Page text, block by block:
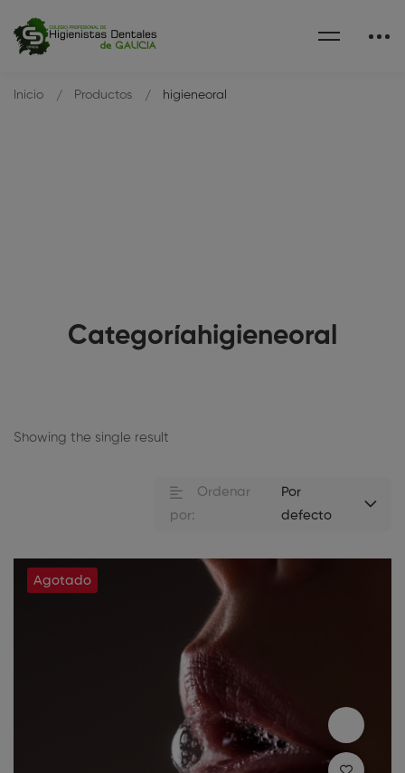
Categoríahigieneoral
Inicio Productos higieneoral
Showing the single result
Ordenar
por:
Por
defecto
Agotado